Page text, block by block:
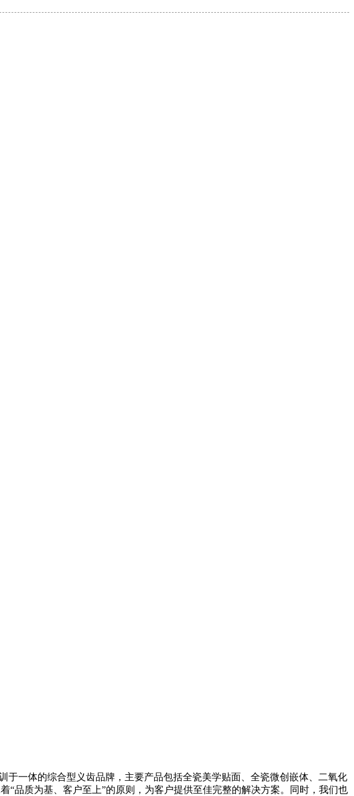
一体的综合型义齿品牌，主要产品包括全瓷美学贴面、全瓷微创嵌体、二氧化
品质为基、客户至上”的原则，为客户提供至佳完整的解决方案。同时，我们也